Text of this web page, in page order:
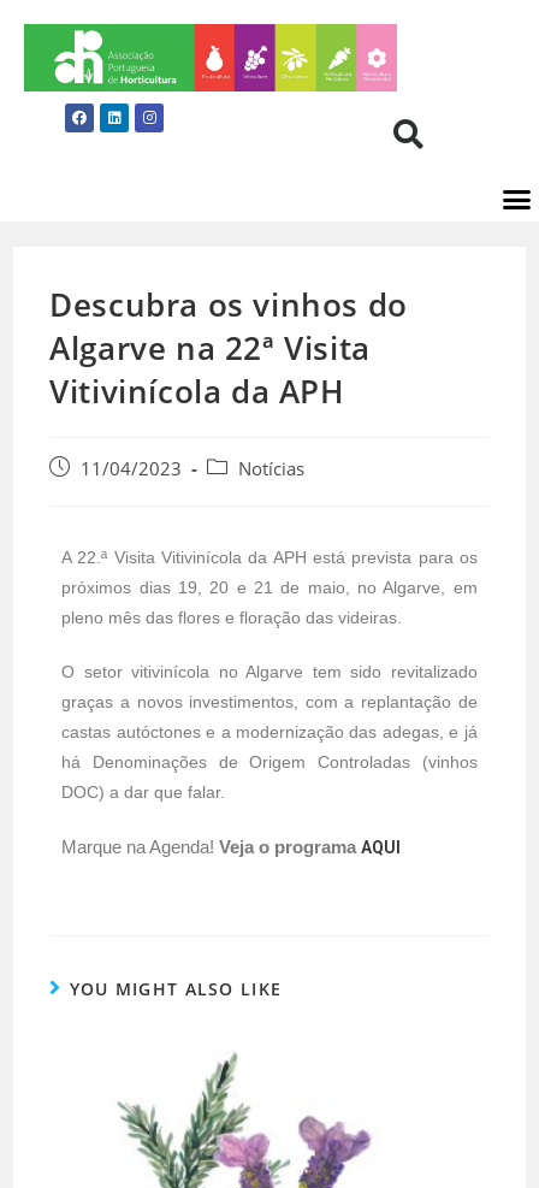
Descubra os vinhos do
Algarve na 22ª Visita
Vitivinícola da APH
11/04/2023 Notícias
A 22.ª Visita Vitivinícola da APH está prevista para os
próximos dias 19, 20 e 21 de maio, no Algarve, em
pleno mês das flores e floração das videiras.
O setor vitivinícola no Algarve tem sido revitalizado
graças a novos investimentos, com a replantação de
castas autóctones e a modernização das adegas, e já
há Denominações de Origem Controladas (vinhos
DOC) a dar que falar.
Marque na Agenda!Veja o programa AQUI
YOU MIGHT ALSO LIKE